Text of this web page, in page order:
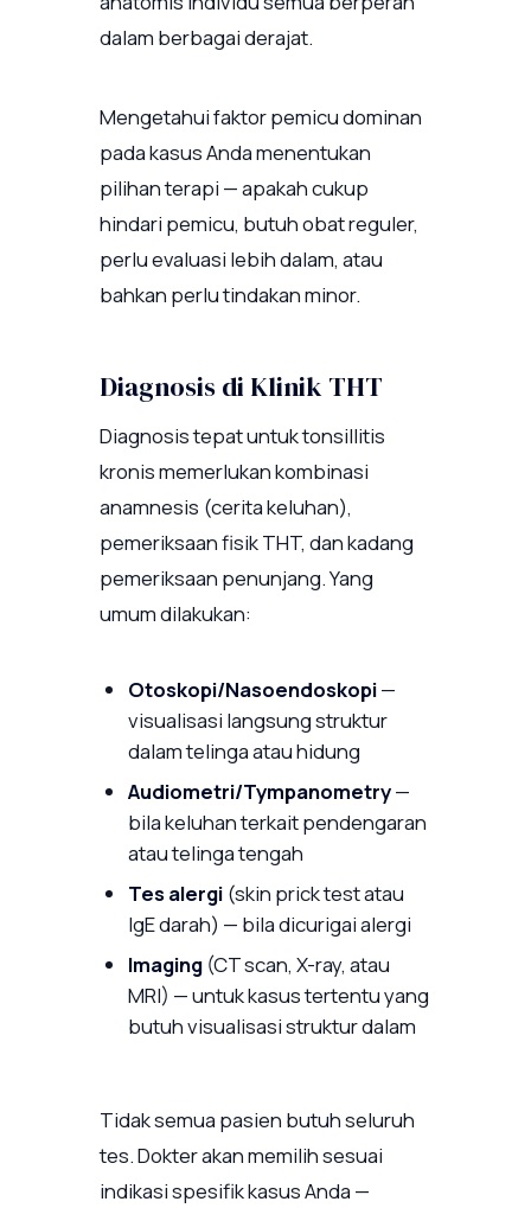
dalam berbagai derajat.
Mengetahui faktor pemicu dominan
pada kasus Anda menentukan
pilihan terapi — apakah cukup
hindari pemicu, butuh obat reguler,
perlu evaluasi lebih dalam, atau
bahkan perlu tindakan minor.
Diagnosis di Klinik THT
Diagnosis tepat untuk tonsillitis
kronis memerlukan kombinasi
anamnesis (cerita keluhan),
pemeriksaan fisik THT, dan kadang
pemeriksaan penunjang. Yang
umum dilakukan:
Otoskopi/Nasoendoskopi—
visualisasi langsung struktur
dalam telinga atau hidung
Audiometri/Tympanometry—
bila keluhan terkait pendengaran
atau telinga tengah
Tes alergi (skin prick test atau
IgE darah) — bila dicurigai alergi
Imaging (CT scan, X-ray, atau
MRI) — untuk kasus tertentu yang
butuh visualisasi struktur dalam
Tidak semua pasien butuh seluruh
tes. Dokter akan memilih sesuai
indikasi spesifik kasus Anda —